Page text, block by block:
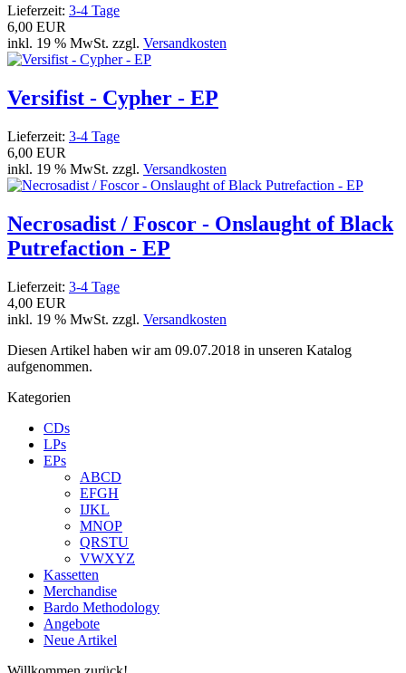
Lieferzeit: 3-4 Tage
6,00 EUR
inkl. 19 % MwSt. zzgl. Versandkosten
Versifist - Cypher - EP
Lieferzeit: 3-4 Tage
6,00 EUR
inkl. 19 % MwSt. zzgl. Versandkosten
Necrosadist / Foscor - Onslaught of Black
Putrefaction - EP
Lieferzeit: 3-4 Tage
4,00 EUR
inkl. 19 % MwSt. zzgl. Versandkosten
Diesen Artikel haben wir am 09.07.2018 in unseren Katalog
aufgenommen.
Kategorien
CDs
LPs
EPs
ABCD
EFGH
IJKL
MNOP
QRSTU
VWXYZ
Kassetten
Merchandise
Bardo Methodology
Angebote
Neue Artikel